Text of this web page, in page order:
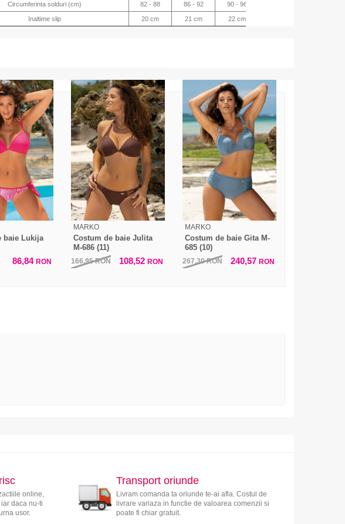
Circumferinta solduri (cm) 82 - 88 86 - 92 90 - 96
Inaltime slip 20 cm 21 cm 22 cm
baie Lukija
86,84 RON
MARKO
Costum de baie Julita
M-686 (11)
166,95RON 108,52 RON
MARKO
Costum de baie Gita M-
685 (10)
267,30RON 240,57 RON
online,
daca nu-ti
usor.
Transport oriunde
Livram comanda ta oriunde te-ai afla. Costul de
livrare variaza in functie de valoarea comenzii si
poate fi chiar gratuit.